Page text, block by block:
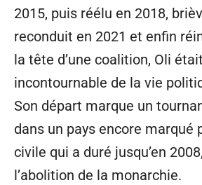
2015, puis réélu en 2018,
reconduit en 2021 et enfin
la tête d’une coalition, Oli
incontournable de la vie
Son départ marque un
dans un pays encore marqué
civile qui a duré jusqu’en
l’abolition de la monarchie.